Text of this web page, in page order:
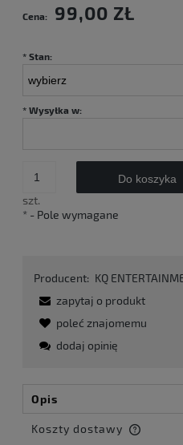
Cena: 99,00 ZŁ
* Stan:
* Wysyłka w:
szt.
Do koszyka
* - Pole wymagane
Producent: KQ
zapytaj o produkt
poleć znajomemu
dodaj opinię
Opis
Koszty dostawy
Cena nie zawiera